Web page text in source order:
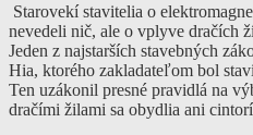
Starovekí stavitelia o
nevedeli nič, ale o vplyve dračích
Jeden z najstarších stavebných
Hia, ktorého zakladateľom bol
Ten uzákonil presné pravidlá na
dračími žilami sa obydlia ani